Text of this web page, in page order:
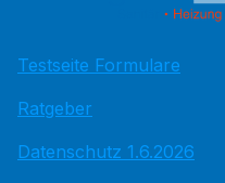
Testseite Formulare
Ratgeber
Datenschutz 1.6.2026